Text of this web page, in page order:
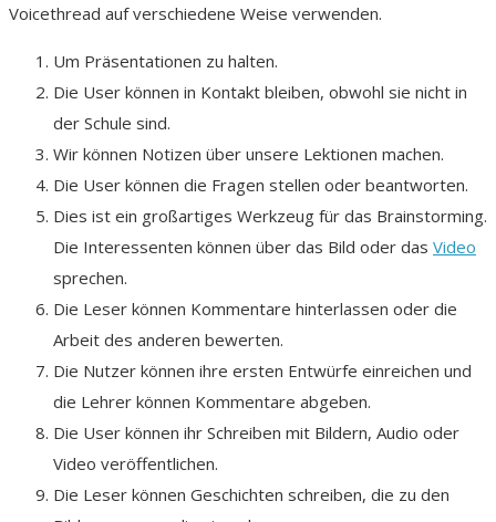
Voicethread auf verschiedene Weise verwenden.
Um Präsentationen zu halten.
Die User können in Kontakt bleiben, obwohl sie nicht in
der Schule sind.
Wir können Notizen über unsere Lektionen machen.
Die User können die Fragen stellen oder beantworten.
Dies ist ein großartiges Werkzeug für das Brainstorming.
Die Interessenten können über das Bild oder das Video
sprechen.
Die Leser können Kommentare hinterlassen oder die
Arbeit des anderen bewerten.
Die Nutzer können ihre ersten Entwürfe einreichen und
die Lehrer können Kommentare abgeben.
Die User können ihr Schreiben mit Bildern, Audio oder
Video veröffentlichen.
Die Leser können Geschichten schreiben, die zu den